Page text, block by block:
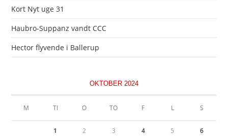
Kort Nyt uge 31
Haubro-Suppanz vandt CCC
Hector flyvende i Ballerup
OKTOBER 2024
M TI O TO F L S
1 2 3 4 5 6